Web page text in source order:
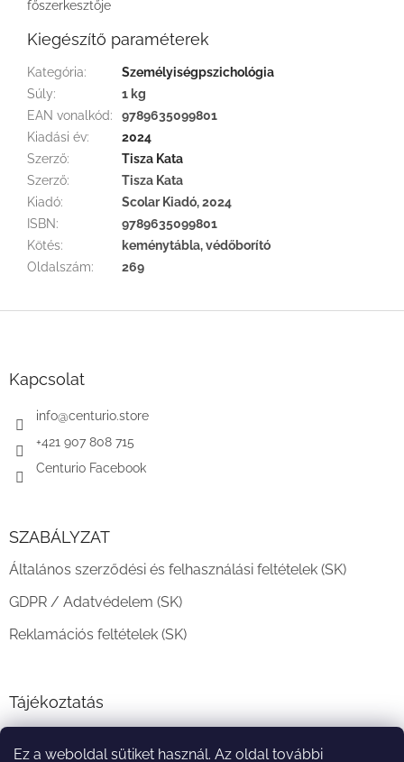
Ez a weboldal sütiket használ. Az oldal további
főszerkesztője
Kiegészítő paraméterek
Kategória:
Személyiségpszichológia
Súly:
1 kg
EAN vonalkód:
9789635099801
Kiadási év:
2024
Szerző:
Tisza Kata
Szerző:
Tisza Kata
Kiadó:
Scolar Kiadó, 2024
ISBN:
9789635099801
Kötés:
keménytábla, védőborító
Oldalszám: 269
Kapcsolat
info@centurio.store
+421 907 808 715
Centurio Facebook
SZABÁLYZAT
Általános szerződési és felhasználási feltételek (SK)
GDPR / Adatvédelem (SK)
Reklamációs feltételek (SK)
Tájékoztatás